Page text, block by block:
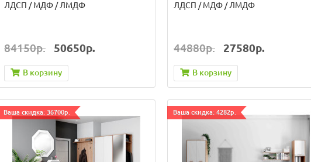
ЛДСП / МДФ / ЛМДФ
84150р. 50650р.
В корзину
ЛДСП / МДФ / ЛМДФ
44880р. 27580р.
В корзину
Ваша скидка: 36700р. Ваша скидка: 4282р.